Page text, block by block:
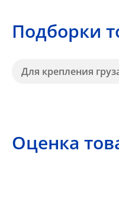
Подборки
Для крепления
Оценка